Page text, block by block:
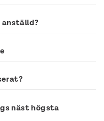
anställd?
näst högsta